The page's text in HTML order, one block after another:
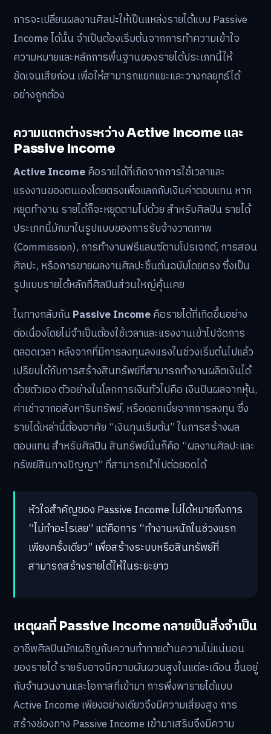
การจะเปลี่ยนผลงานศิลปะให้เป็นแหล่งรายได้แบบ Passive
Income ได้นั้น จำเป็นต้องเริ่มต้นจากการทำความเข้าใจ
ความหมายและหลักการพื้นฐานของรายได้ประเภทนี้ให้
ชัดเจนเสียก่อน เพื่อให้สามารถแยกแยะและวางกลยุทธ์ได้
อย่างถูกต้อง
ความแตกต่างระหว่าง Active Income และ
Passive Income
Active Incomeคือรายได้ที่เกิดจากการใช้เวลาและ
แรงงานของตนเองโดยตรงเพื่อแลกกับเงินค่าตอบแทน หาก
หยุดทำงาน รายได้ก็จะหยุดตามไปด้วย สำหรับศิลปิน รายได้
ประเภทนี้มักมาในรูปแบบของการรับจ้างวาดภาพ
(Commission), การทำงานฟรีแลนซ์ตามโปรเจกต์, การสอน
ศิลปะ, หรือการขายผลงานศิลปะชิ้นต้นฉบับโดยตรง ซึ่งเป็น
รูปแบบรายได้หลักที่ศิลปินส่วนใหญ่คุ้นเคย
ในทางกลับกันPassive Incomeคือรายได้ที่เกิดขึ้นอย่าง
ต่อเนื่องโดยไม่จำเป็นต้องใช้เวลาและแรงงานเข้าไปจัดการ
ตลอดเวลา หลังจากที่มีการลงทุนลงแรงในช่วงเริ่มต้นไปแล้ว
เปรียบได้กับการสร้างสินทรัพย์ที่สามารถทำงานผลิตเงินได้
ด้วยตัวเอง ตัวอย่างในโลกการเงินทั่วไปคือ เงินปันผลจากหุ้น,
ค่าเช่าจากอสังหาริมทรัพย์, หรือดอกเบี้ยจากการลงทุน ซึ่ง
รายได้เหล่านี้ต้องอาศัย “เงินทุนเริ่มต้น” ในการสร้างผล
ตอบแทน สำหรับศิลปิน สินทรัพย์นั้นก็คือ “ผลงานศิลปะและ
ทรัพย์สินทางปัญญา” ที่สามารถนำไปต่อยอดได้
หัวใจสำคัญของ Passive Income ไม่ได้หมายถึงการ
“ไม่ทำอะไรเลย” แต่คือการ “ทำงานหนักในช่วงแรก
เพียงครั้งเดียว” เพื่อสร้างระบบหรือสินทรัพย์ที่
สามารถสร้างรายได้ให้ในระยะยาว
เหตุผลที่ Passive Income กลายเป็นสิ่งจำเป็น
อาชีพศิลปินมักเผชิญกับความท้าทายด้านความไม่แน่นอน
ของรายได้ รายรับอาจมีความผันผวนสูงในแต่ละเดือน ขึ้นอยู่
กับจำนวนงานและโอกาสที่เข้ามา การพึ่งพารายได้แบบ
Active Income เพียงอย่างเดียวจึงมีความเสี่ยงสูง การ
สร้างช่องทาง Passive Income เข้ามาเสริมจึงมีความ